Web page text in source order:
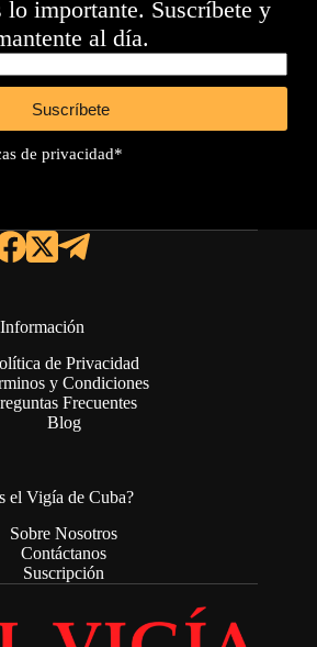
lo importante. Suscríbete y
al día.
Suscríbete
de privacidad*
Información
de Privacidad
y Condiciones
Frecuentes
Blog
el Vigía de Cuba?
Sobre Nosotros
Contáctanos
Suscripción